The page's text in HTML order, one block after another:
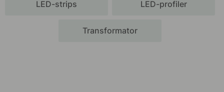
LED-strips LED-profiler
Transformator